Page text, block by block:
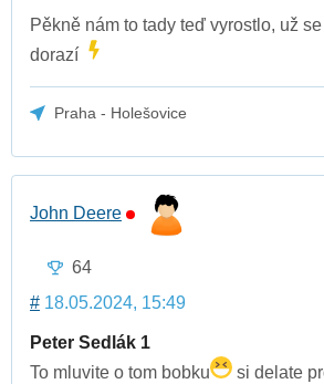
Pěkně nám to tady teď vyrostlo, už
dorazí
Praha - Holešovice
John Deere
64
# 18.05.2024, 15:49
Peter Sedlák 1
To mluvite o tom bobku
si delate